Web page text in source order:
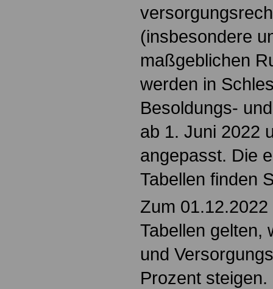
(insbesondere
maßgeblichen
werden in
Besoldungs-
ab 1. Juni 2022
angepasst. Die
Tabellen finden
Zum
Tabellen gelten,
und
Prozent steigen.